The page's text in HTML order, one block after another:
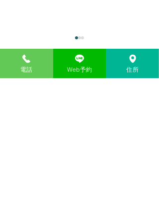
コメント
電話 Web予約 住所